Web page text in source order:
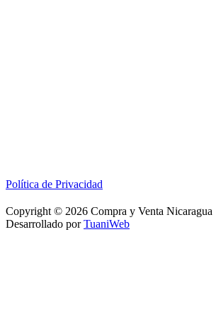
Política de Privacidad
Copyright © 2026 Compra y Venta Nicaragua
Desarrollado porTuaniWeb